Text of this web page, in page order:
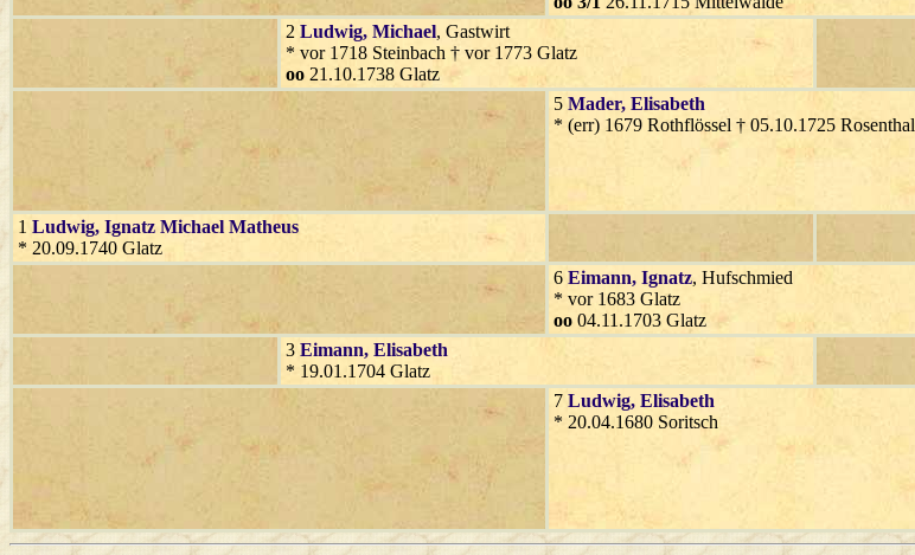
2 Ludwig, Michael, Gastwirt
* vor 1718 Steinbach † vor 1773 Glatz
oo 21.10.1738 Glatz
5 Mader, Elisabeth
* (err) 1679 Rothflössel † 05.10.1725 Rosenthal
1 Ludwig, Ignatz Michael Matheus
* 20.09.1740 Glatz
6 Eimann, Ignatz, Hufschmied
* vor 1683 Glatz
oo 04.11.1703 Glatz
3 Eimann, Elisabeth
* 19.01.1704 Glatz
7 Ludwig, Elisabeth
* 20.04.1680 Soritsch